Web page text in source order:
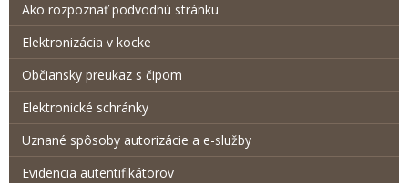
Ako rozpoznať podvodnú stránku
Elektronizácia v kocke
Občiansky preukaz s čipom
Elektronické schránky
Uznané spôsoby autorizácie a e-služby
Evidencia autentifikátorov